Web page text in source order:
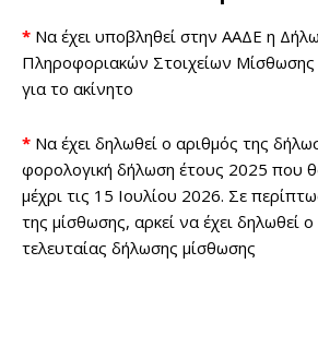
* Να έχει υποβληθεί στην ΑΑΔΕ η
Πληροφοριακών Στοιχείων
για το ακίνητο
* Να έχει δηλωθεί ο αριθμός της
φορολογική δήλωση έτους 2025 που
μέχρι τις 15 Ιουλίου 2026. Σε
της μίσθωσης, αρκεί να έχει δηλωθεί
τελευταίας δήλωσης μίσθωσης